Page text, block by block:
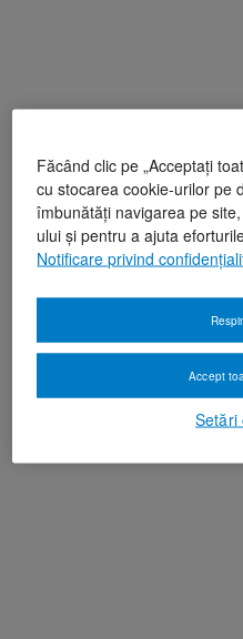
Făcând clic pe „Acceptați
cu stocarea cookie-urilor pe
îmbunătăți navigarea pe
ului și pentru a ajuta
Notificare privind
Setări
Accept